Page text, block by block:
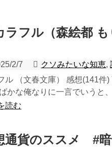
ラフル（森絵都
2/7 クソみたいな知恵,
ル （文春文庫） 感想(141件
かな俺なりに一言でいうと
読む
通貨のススメ #